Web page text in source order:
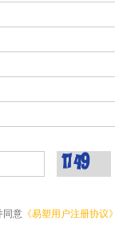
同意 《易塑用户注册协议》